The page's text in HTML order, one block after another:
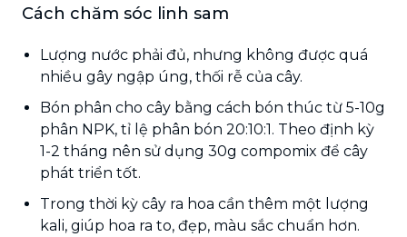
Cách chăm sóc linh sam
Lượng nước phải đủ, nhưng không được quá
nhiều gây ngập úng, thối rễ của cây.
Bón phân cho cây bằng cách bón thúc từ 5-10g
phân NPK, tỉ lệ phân bón 20:10:1. Theo định kỳ
1-2 tháng nên sử dụng 30g compomix để cây
phát triển tốt.
Trong thời kỳ cây ra hoa cần thêm một lượng
kali, giúp hoa ra to, đẹp, màu sắc chuẩn hơn.